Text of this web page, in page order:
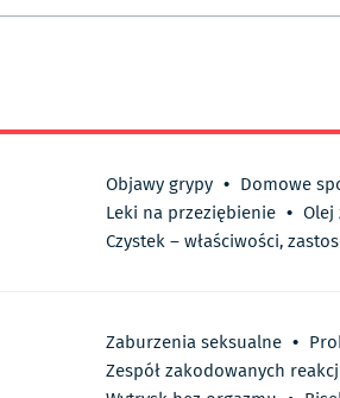
Objawy grypy • Domowe
Leki na przeziębienie •
Czystek – właściwości,
Zaburzenia seksualne •
Zespół zakodowanych